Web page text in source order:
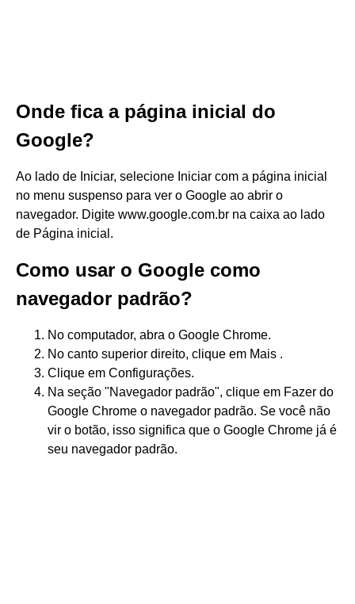
Onde fica a página inicial do
Google?
Ao lado de Iniciar, selecione Iniciar com a página inicial
no menu suspenso para ver o Google ao abrir o
navegador. Digite www.google.com.br na caixa ao lado
de Página inicial.
Como usar o Google como
navegador padrão?
No computador, abra o Google Chrome.
No canto superior direito, clique em Mais .
Clique em Configurações.
Na seção "Navegador padrão", clique em Fazer do
Google Chrome o navegador padrão. Se você não
vir o botão, isso significa que o Google Chrome já é
seu navegador padrão.